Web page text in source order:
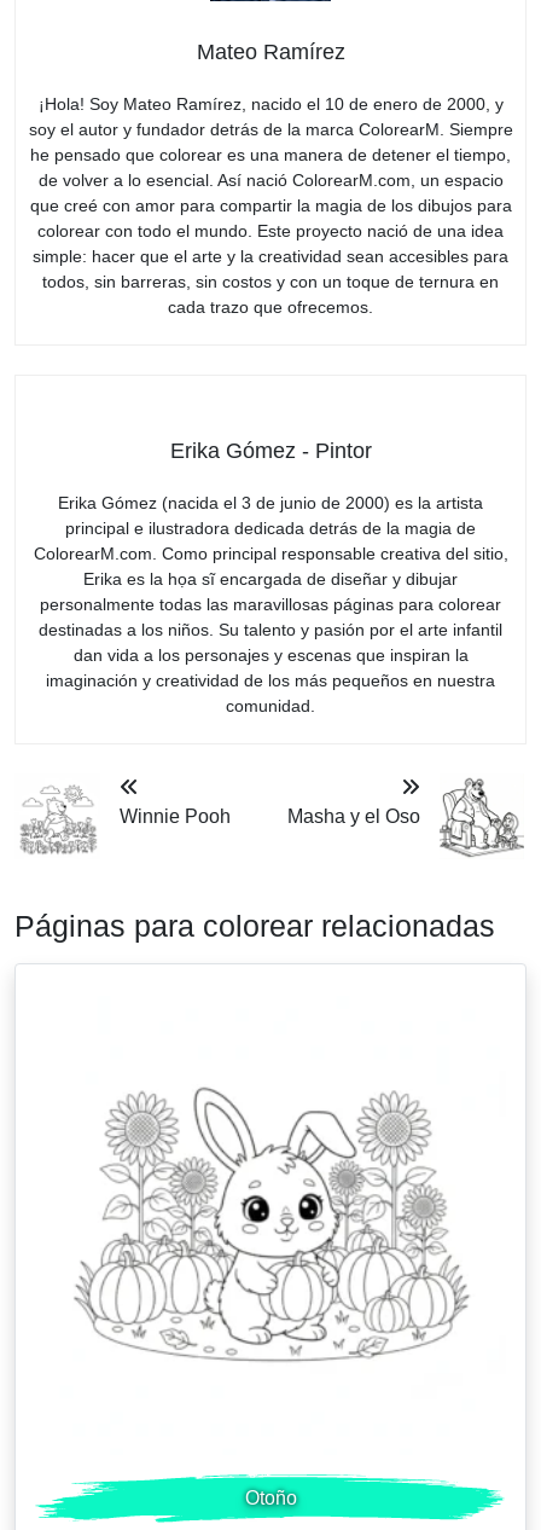
Mateo Ramírez
¡Hola! Soy Mateo Ramírez, nacido el 10 de enero de 2000, y
soy el autor y fundador detrás de la marca ColorearM. Siempre
he pensado que colorear es una manera de detener el tiempo,
de volver a lo esencial. Así nació ColorearM.com, un espacio
que creé con amor para compartir la magia de los dibujos para
colorear con todo el mundo. Este proyecto nació de una idea
simple: hacer que el arte y la creatividad sean accesibles para
todos, sin barreras, sin costos y con un toque de ternura en
cada trazo que ofrecemos.
Erika Gómez - Pintor
Erika Gómez (nacida el 3 de junio de 2000) es la artista
principal e ilustradora dedicada detrás de la magia de
ColorearM.com. Como principal responsable creativa del sitio,
Erika es la họa sĩ encargada de diseñar y dibujar
personalmente todas las maravillosas páginas para colorear
destinadas a los niños. Su talento y pasión por el arte infantil
dan vida a los personajes y escenas que inspiran la
imaginación y creatividad de los más pequeños en nuestra
comunidad.
Winnie Pooh Masha y el Oso
Páginas para colorear relacionadas
Otoño